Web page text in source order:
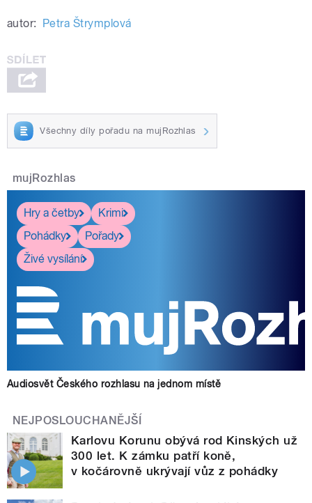
autor: Petra Štrymplová
Všechny díly pořadu na mujRozhlas
mujRozhlas
Hry a četby
Krimi
Pohádky
Pořady
Živé vysílání
Audiosvět Českého rozhlasu na jednom místě
NEJPOSLOUCHANĚJŠÍ
Karlovu Korunu obývá rod Kinských už
300 let. K zámku patří koně,
v kočárovně ukrývají vůz z pohádky